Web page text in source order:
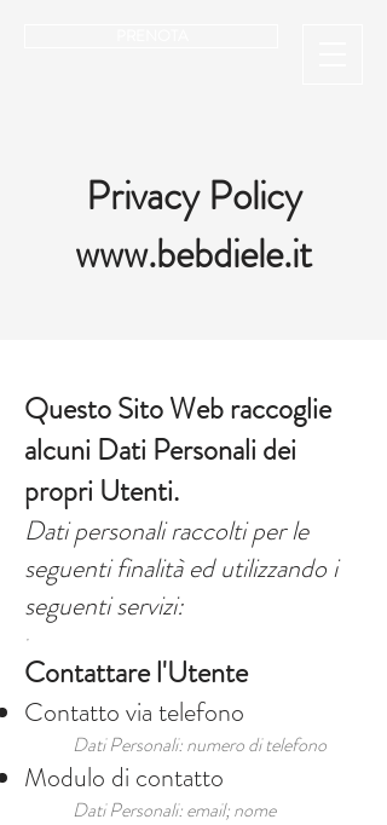
Privacy Policy
www.bebdiele.it
Questo Sito Web raccoglie
alcuni Dati Personali dei
propri Utenti.
Dati personali raccolti per le
seguenti finalità ed utilizzando i
seguenti servizi:
·
Contattare l'Utente
Contatto via telefono
Dati Personali: numero di telefono
Modulo di contatto
Dati Personali: email; nome